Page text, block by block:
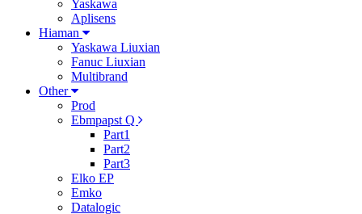
Yaskawa
Aplisens
Hiaman
Yaskawa Liuxian
Fanuc Liuxian
Multibrand
Other
Prod
Ebmpapst Q
Part1
Part2
Part3
Elko EP
Emko
Datalogic